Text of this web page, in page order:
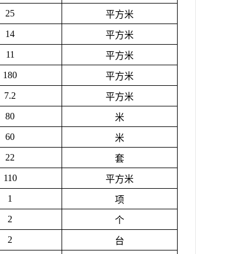
25
平方米
14
平方米
11
平方米
180
平方米
7.2
平方米
80
米
60
米
22
套
110
平方米
1
项
2
个
2
台